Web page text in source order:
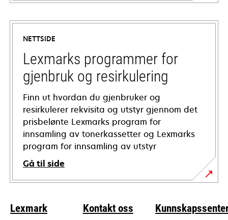
opens
in
new
tab
NETTSIDE
Lexmarks programmer for
gjenbruk og resirkulering
Finn ut hvordan du gjenbruker og
resirkulerer rekvisita og utstyr gjennom det
prisbelønte Lexmarks program for
innsamling av tonerkassetter og Lexmarks
program for innsamling av utstyr
Gå til side
Lexmark Kontakt oss